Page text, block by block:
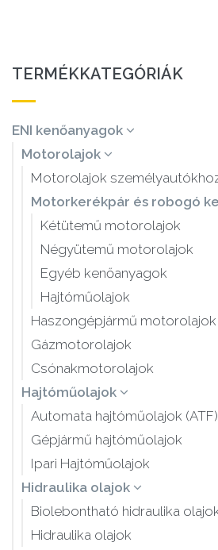
TERMÉKKATEGÓRIÁK
ENI kenőanyagok
Motorolajok
Motorolajok
Motorkerékpár és robogó
Kétütemű motorolajok
Négyütemű motorolajok
Egyéb kenőanyagok
Hajtóműolajok
Haszongépjármű motorolajok
Gázmotorolajok
Csónakmotorolajok
Hajtóműolajok
Automata hajtóműolajok (ATF)
Gépjármű hajtóműolajok
Ipari Hajtóműolajok
Hidraulika olajok
Biolebontható hidraulika
Hidraulika olajok